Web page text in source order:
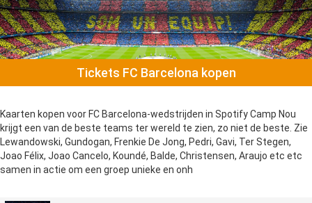
Tickets FC Barcelona kopen
Kaarten kopen voor FC Barcelona-wedstrijden in Spotify Camp Nou
krijgt een van de beste teams ter wereld te zien, zo niet de beste. Zie
Lewandowski, Gundogan, Frenkie De Jong, Pedri, Gavi, Ter Stegen,
Joao Félix, Joao Cancelo, Koundé, Balde, Christensen, Araujo etc etc
samen in actie om een groep unieke en onh